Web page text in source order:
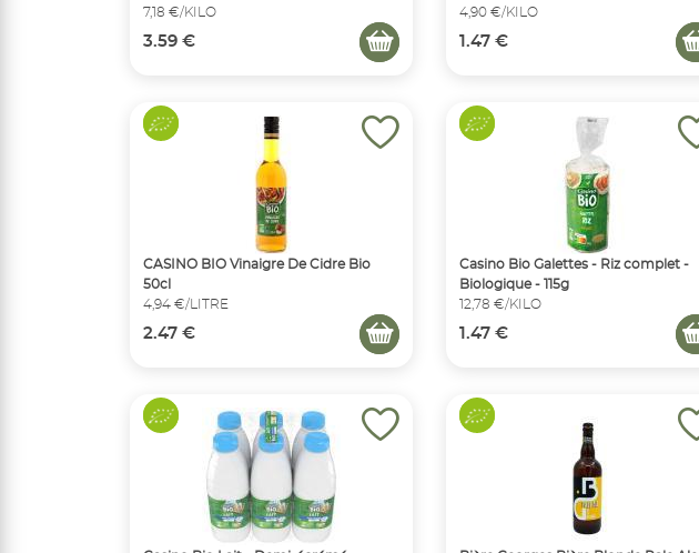
7,18 €/KILO
3.59 €
4,90 €/KILO
1.47 €
CASINO BIO Vinaigre De Cidre Bio
50cl
4,94 €/LITRE
2.47 €
Casino Bio Galettes - Riz complet -
Biologique - 115g
12,78 €/KILO
1.47 €